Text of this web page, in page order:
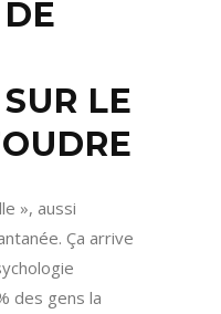
LE
», aussi
Ça arrive
des gens la